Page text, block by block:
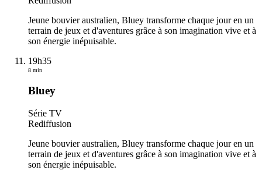
Jeune bouvier australien, Bluey transforme chaque jour en un
terrain de jeux et d'aventures grâce à son imagination vive et à
son énergie inépuisable.
19h35
8 min
Bluey
Série TV
Rediffusion
Jeune bouvier australien, Bluey transforme chaque jour en un
terrain de jeux et d'aventures grâce à son imagination vive et à
son énergie inépuisable.